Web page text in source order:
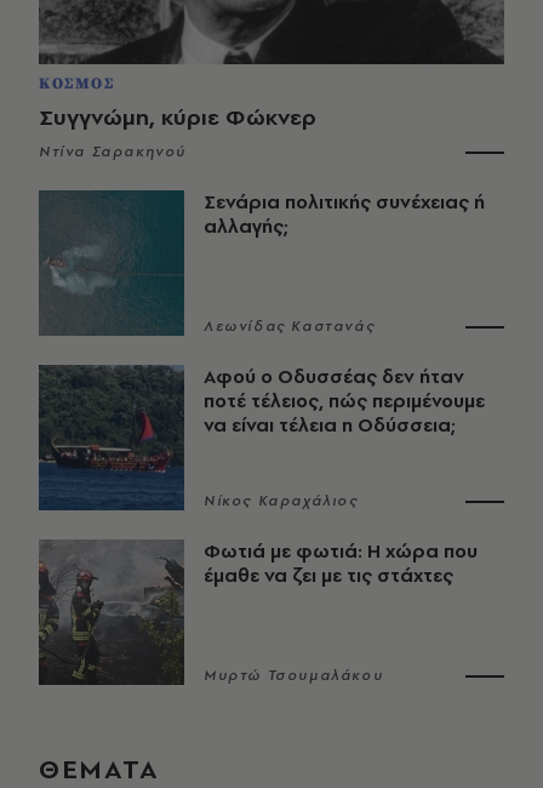
ΚΟΣΜΟΣ
Συγγνώμη, κύριε Φώκνερ
Ντίνα Σαρακηνού
Σενάρια πολιτικής συνέχειας ή
αλλαγής;
Λεωνίδας Καστανάς
Αφού ο Οδυσσέας δεν ήταν
ποτέ τέλειος, πώς περιμένουμε
να είναι τέλεια η Οδύσσεια;
Νίκος Καραχάλιος
Φωτιά με φωτιά: Η χώρα που
έμαθε να ζει με τις στάχτες
Μυρτώ Τσουμαλάκου
ΘΕΜΑΤΑ